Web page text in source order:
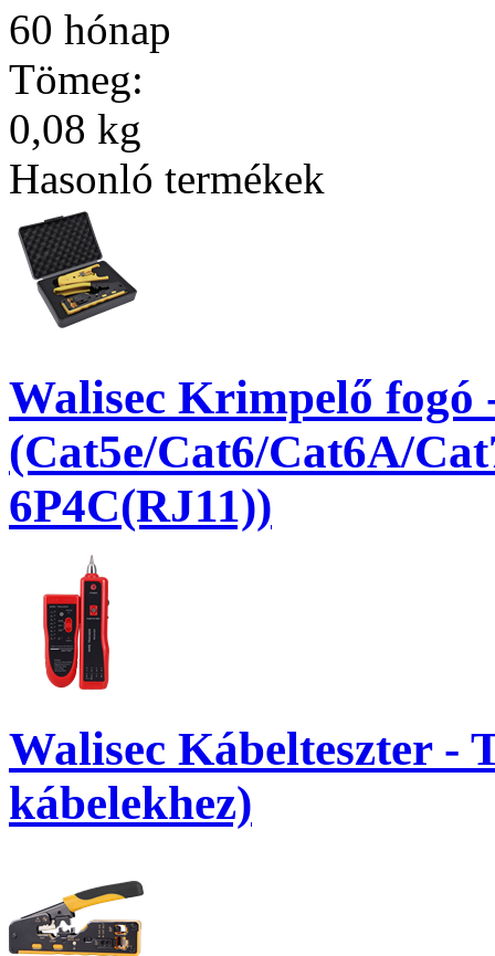
60 hónap
Tömeg:
0,08 kg
Hasonló termékek
Walisec Krimpelő fogó
(Cat5e/Cat6/Cat6A/
6P4C(RJ11))
Walisec Kábelteszter -
kábelekhez)